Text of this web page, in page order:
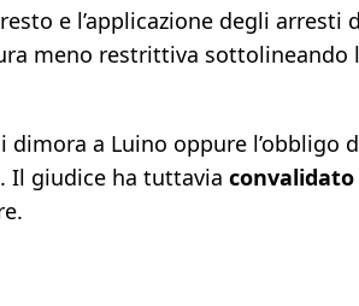
e l’applicazione degli
meno restrittiva sottolineando
a Luino oppure l’obbligo
Il giudice ha tuttavia